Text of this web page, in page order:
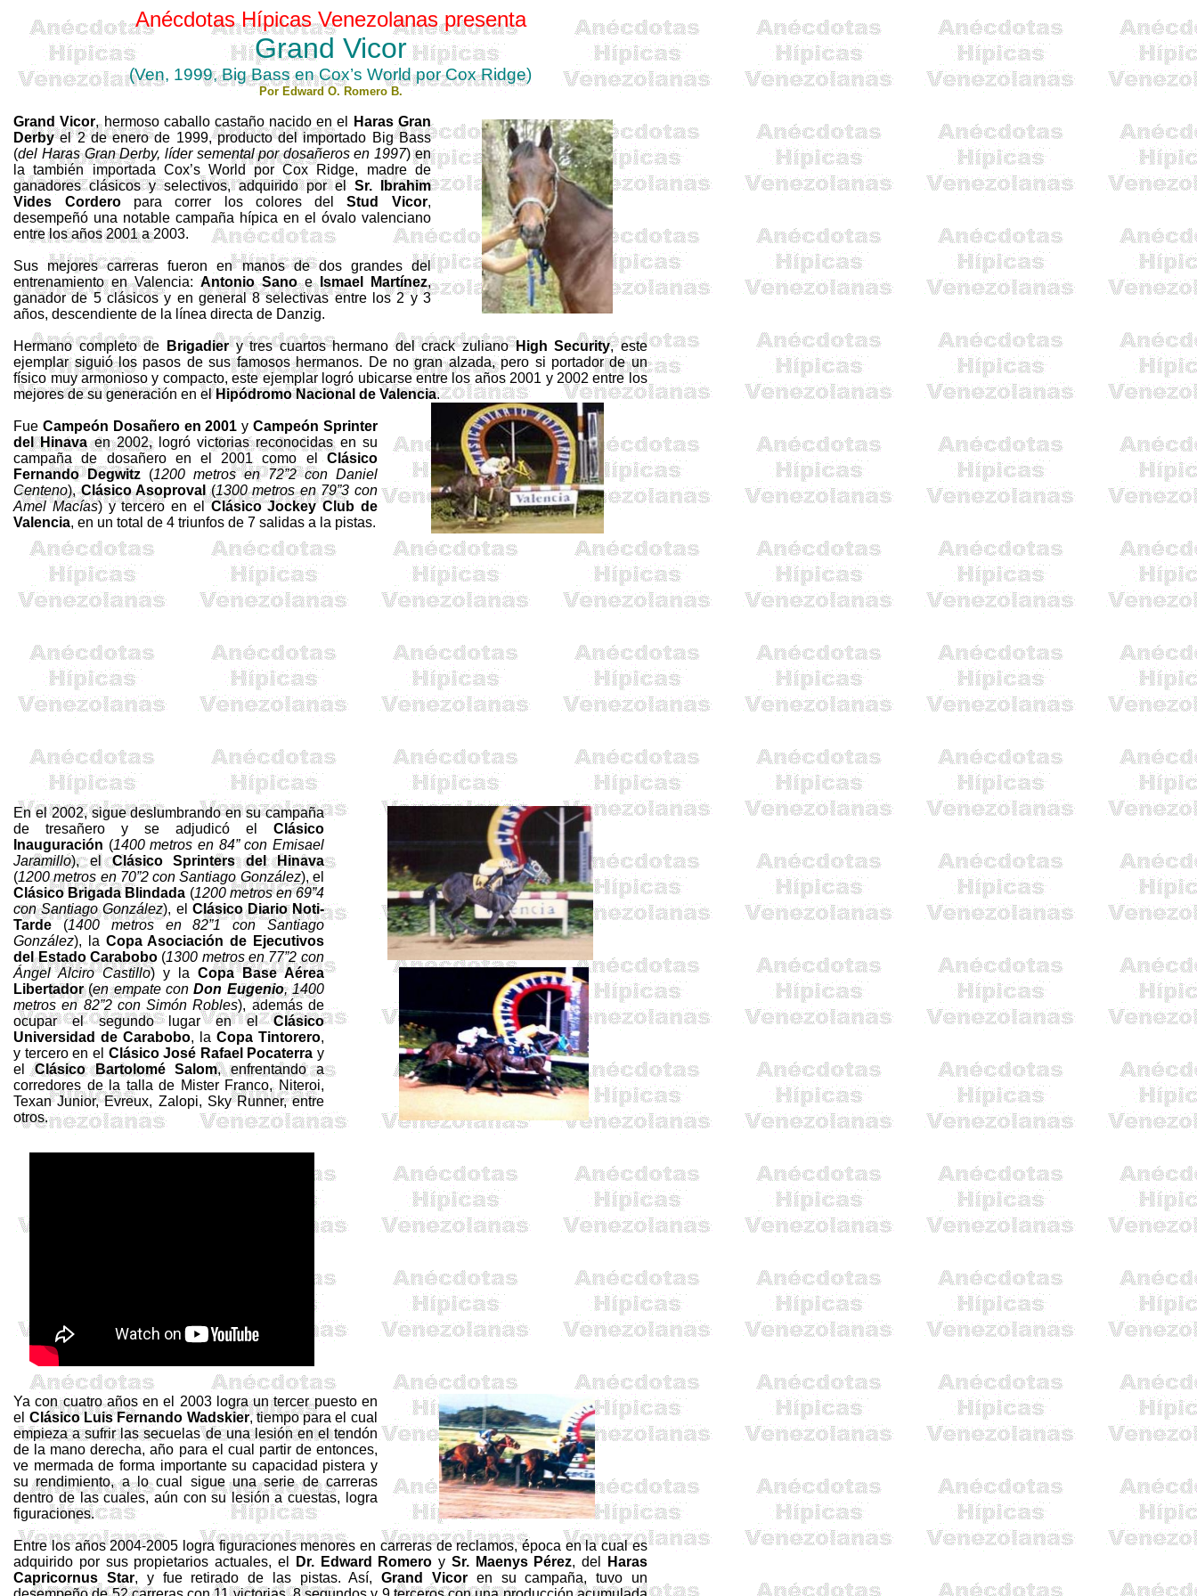
Anécdotas Hípicas Venezolanas presenta
Grand Vicor
(Ven, 1999, Big Bass en Cox’s WorldporCox Ridge)
Por Edward O. Romero B.
Grand Vicor, hermoso caballo castaño nacido en el
Haras Gran
Derbyel 2 de enero de 1999, producto del importado Big Bass
(del Haras Gran Derby, líder semental pordosañerosen 1997) en
la también importada Cox’sWorld porCox Ridge, madre de
ganadores clásicos y selectivos, adquirido por el Sr.Ibrahim
Vides Corderopara correr los colores delStud Vicor,
desempeñó una notable campaña hípica en el óvalo valenciano
entre los años2001 a2003.
Sus mejores carreras fueron en manos de dos grandes del
entrenamiento en Valencia:Antonio SanoeIsmael Martínez,
ganador de 5 clásicos y en general 8 selectivas entre los 2 y 3
años, descendiente de la línea directa de Danzig.
Hermano completo de Brigadiery tres cuartos hermano del crack zulianoHigh Security, este
ejemplar siguió los pasos de sus famosos hermanos. De no gran alzada, pero si portador de un
físico muy armonioso y compacto, este ejemplar logró ubicarse entre los años 2001 y 2002 entre los
mejores de su generación en el Hipódromo Nacional de Valencia.
Fue Campeón Dosañeroen 2001 yCampeón Sprinter
delHinavaen 2002, logró victorias reconocidas en su
campaña dedosañeroen el 2001 como el Clásico
Fernando Degwitz (1200 metrosen 72”2 con Daniel
Centeno),ClásicoAsoproval(1300 metrosen 79”3 con
AmelMacías) y tercero en elClásico Jockey Club de
Valencia, en un total de 4 triunfos de 7 salidas a la pistas.
En el 2002, sigue deslumbrando en su campaña
detresañero y se adjudicó el Clásico
Inauguración (1400 metros en 84”con Emisael
Jaramillo), elClásicoSprintersdelHinava
(1200 metrosen 70”2 con Santiago González), el
Clásico Brigada Blindada (1200 metrosen 69”4
con Santiago González), el Clásico DiarioNoti-
Tarde (1400 metrosen 82”1 con Santiago
González), la CopaAsociación de Ejecutivos
del Estado Carabobo (1300 metrosen 77”2 con
ÁngelAlciroCastillo) y la CopaBaseAérea
Libertador(en empate conDon Eugenio,1400
metros en 82”2 con Simón Robles), además de
ocupar el segundo lugar en elClásico
Universidad de Carabobo, la CopaTintorero,
y tercero en el Clásico José Rafael Pocaterra y
elClásico BartoloméSalom, enfrentando a
corredores de la talla de Mister Franco, Niteroi,
Texan Junior, Evreux, Zalopi, Sky Runner, entre
otros.
Ya con cuatro años en el 2003 logra un tercer puesto en
el ClásicoLuisFernando Wadskier, tiempo para el cual
empieza a sufrir las secuelas de una lesión en el tendón
de la mano derecha, año para el cual partir de entonces,
ve mermada de forma importante su capacidad pistera y
su rendimiento, a lo cual sigue una serie de carreras
dentro de las cuales, aún con su lesión a cuestas, logra
figuraciones.
Entre los años 2004-2005 logra figuraciones menores en carreras de reclamos, época en la cual es
adquirido por sus propietarios actuales, el
Dr. Edward Romero y Sr. MaenysPérez, del
Haras
Capricornus Star, y fue retirado de las pistas. Así,Grand Vicoren su campaña, tuvo un